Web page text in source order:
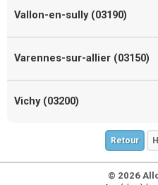
Vallon-en-sully (03190)
Varennes-sur-allier (03150)
Vichy (03200)
Retour
© 2026